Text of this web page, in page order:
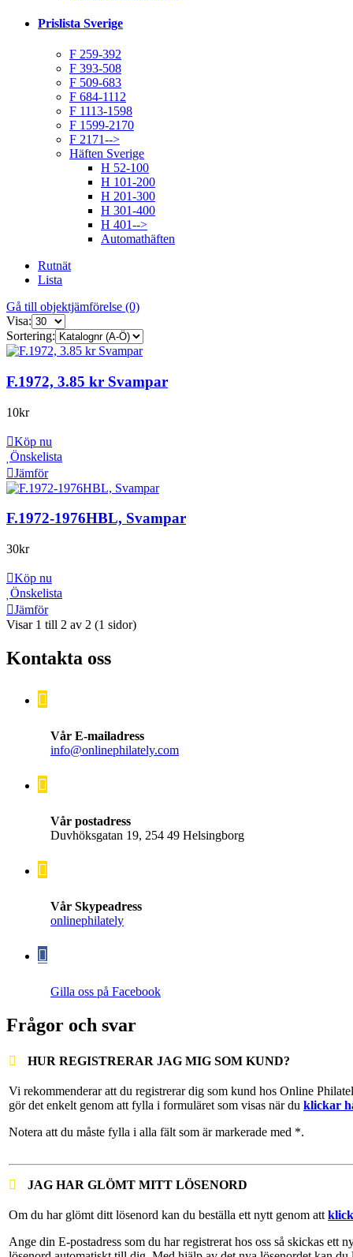
Prislista Sverige
F 259-392
F 393-508
F 509-683
F 684-1112
F 1113-1598
F 1599-2170
F 2171-->
Häften Sverige
H 52-100
H 101-200
H 201-300
H 301-400
H 401-->
Automathäften
Rutnät
Lista
Gå till objektjämförelse (0)
Visa:
Sortering:
F.1972, 3.85 kr Svampar
10kr
Köp nu
Önskelista
Jämför
F.1972-1976HBL, Svampar
30kr
Köp nu
Önskelista
Jämför
Visar 1 till 2 av 2 (1 sidor)
Kontakta oss
Vår E-mailadress
info@onlinephilately.com
Vår postadress
Duvhöksgatan 19, 254 49 Helsingborg
Vår Skypeadress
onlinephilately
Gilla oss på Facebook
Frågor och svar
HUR REGISTRERAR JAG MIG SOM KUND?
Vi rekommenderar att du registrerar dig som kund hos Online
gör det enkelt genom att fylla i formuläret som visas när du klickar
Notera att du måste fylla i alla fält som är markerade med *.
JAG HAR GLÖMT MITT LÖSENORD
Om du har glömt ditt lösenord kan du beställa ett nytt genom att
Ange din E-postadress som du har registrerat hos oss så skickas ett